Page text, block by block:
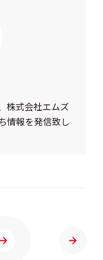
株式会社エムズ
情報を発信致し